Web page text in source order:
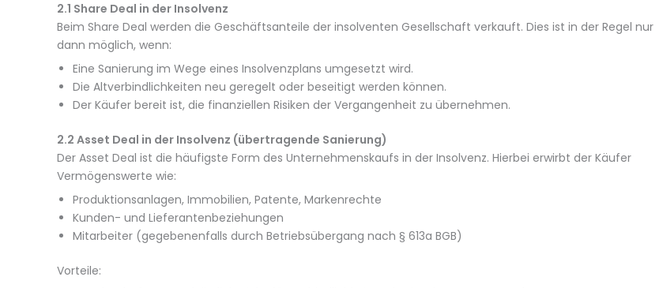
2.1 Share Deal in der Insolvenz
Beim Share Deal werden die Geschäftsanteile der insolventen Gesellschaft verkauft. Dies ist in der Regel nur
dann möglich, wenn:
Eine Sanierung im Wege eines Insolvenzplans umgesetzt wird.
Die Altverbindlichkeiten neu geregelt oder beseitigt werden können.
Der Käufer bereit ist, die finanziellen Risiken der Vergangenheit zu übernehmen.
2.2 Asset Deal in der Insolvenz (übertragende Sanierung)
Der Asset Deal ist die häufigste Form des Unternehmenskaufs in der Insolvenz. Hierbei erwirbt der Käufer
Vermögenswerte wie:
Produktionsanlagen, Immobilien, Patente, Markenrechte
Kunden- und Lieferantenbeziehungen
Mitarbeiter (gegebenenfalls durch Betriebsübergang nach § 613a BGB)
Vorteile: